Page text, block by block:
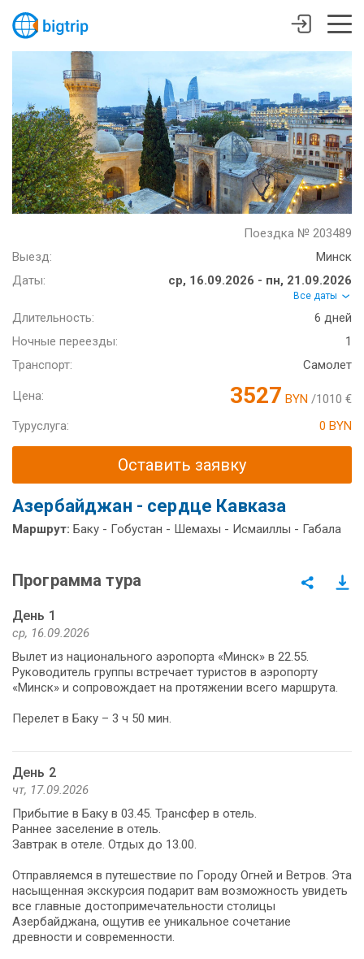
Поездка № 203489
Выезд:
Минск
Даты:
ср, 16.09.2026 - пн, 21.09.2026
Все даты
Длительность:
6 дней
Ночные переезды:
1
Транспорт:
Самолет
Цена: 3527 BYN /1010 €
Туруслуга:
0 BYN
Оставить заявку
Азербайджан - сердце Кавказа
Маршрут: Баку - Гобустан - Шемахы - Исмаиллы - Габала
Программа тура
День 1
ср, 16.09.2026
Вылет из национального аэропорта «Минск» в 22.55.
Руководитель группы встречает туристов в аэропорту
«Минск» и сопровождает на протяжении всего маршрута.
Перелет в Баку – 3 ч 50 мин.
День 2
чт, 17.09.2026
Прибытие в Баку в 03.45. Трансфер в отель.
Раннее заселение в отель.
Завтрак в отеле. Отдых до 13.00.
Отправляемся в путешествие по Городу Огней и Ветров. Эта
насыщенная экскурсия подарит вам возможность увидеть
все главные достопримечательности столицы
Азербайджана, ощутив ее уникальное сочетание
древности и современности.